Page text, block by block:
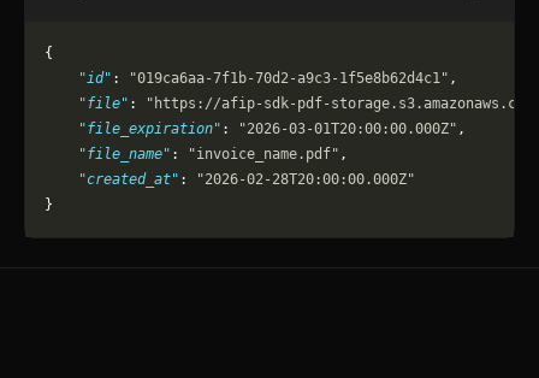
{
    "id"
: "019ca6aa-7f1b-70d2-a9c3-1f5e8b62d4c1" ,
    "file"
:
"https://afip-sdk-pdf-
    "file_expiration"
: "2026-03-01T20:00:00.000Z" ,
    "file_name"
: "invoice_name.pdf" ,
    "created_at"
:
"2026-02-28T20:00:00.000Z"
}